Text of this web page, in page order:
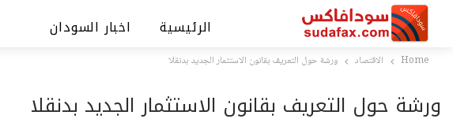
الرئيسية اخبار السودان
Home الاقتصاد ورشة حول التعريف بقانون الاستثمار الجديد بدنقلا
ورشة حول التعريف بقانون الاستثمار الجديد بدنقلا